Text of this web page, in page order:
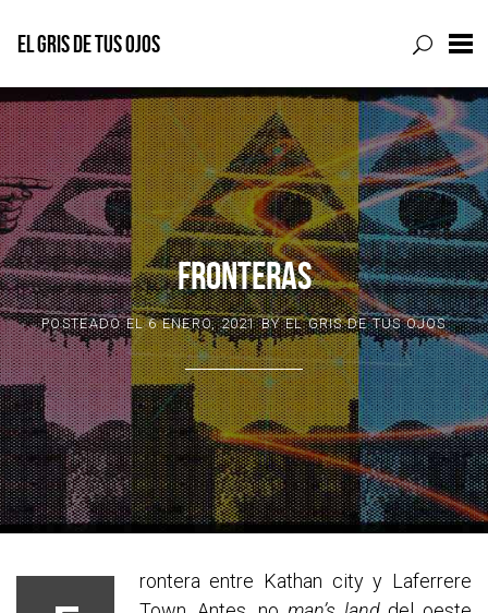
Skip
to
content
EL GRIS DE TUS OJOS
FRONTERAS
POSTEADO EL6 ENERO, 2021BYEL GRIS DE TUS OJOS
rontera entre Kathan city y Laferrere